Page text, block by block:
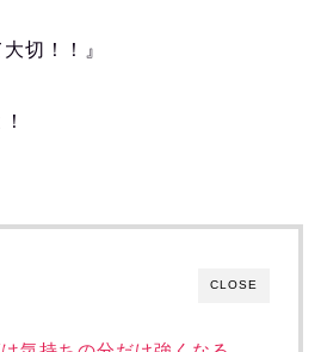
切！！』
CLOSE